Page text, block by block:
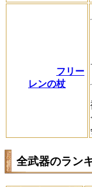
フリー
レンの杖
全武器のラン